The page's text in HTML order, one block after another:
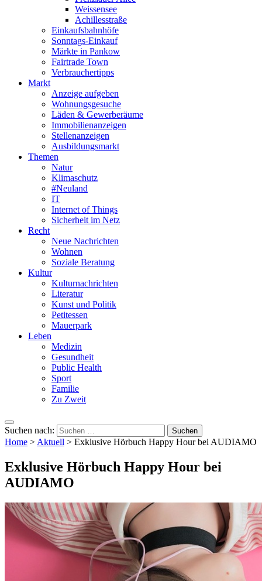
Weissensee
Achillesstraße
Einkaufsbahnhöfe
Sonntags-Einkauf
Märkte in Pankow
Fairtrade Town
Verbrauchertipps
Markt
Anzeige aufgeben
Wohnungsgesuche
Läden & Gewerberäume
Immobilienanzeigen
Stellenanzeigen
Ausbildungsmarkt
Themen
Natur
Klimaschutz
#Neuland
IT
Internet of Things
Sicherheit im Netz
Recht
Neue Nachrichten
Wohnen
Soziale Beratung
Kultur
Kulturnachrichten
Literatur
Kunst und Politik
Petitessen
Mauerpark
Leben
Medizin
Gesundheit
Public Health
Sport
Familie
Zu Zweit
Suchen nach:
Home >Aktuell > Exklusive Hörbuch Happy Hour bei AUDIAMO
Exklusive Hörbuch Happy Hour bei
AUDIAMO